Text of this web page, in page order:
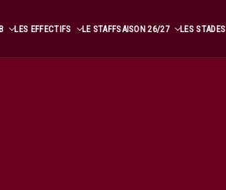
LES EFFECTIFS LE STAFFSAISON 26/27 LES STADES